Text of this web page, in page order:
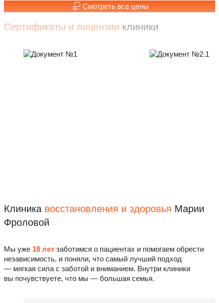
Смотреть все цены
Сертификаты и лицензии клиники
Клиника восстановления и здоровья Марии
Фроловой
Мы уже 18 лет заботимся о пациентах и помогаем обрести
независимость, и поняли, что самый лучший подход
— мягкая сила с заботой и вниманием. Внутри клиники
вы почувствуете, что мы — большая семья.